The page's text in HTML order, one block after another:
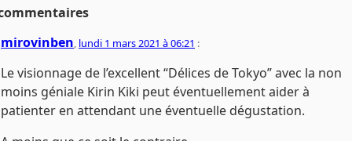
mirovinben, lundi 1 mars 2021 à 06:21 :
Le visionnage de l’excellent “Délices de Tokyo” avec la non
moins géniale Kirin Kiki peut éventuellement aider à
patienter en attendant une éventuelle dégustation.